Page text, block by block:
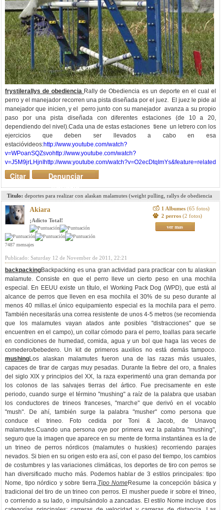
frystilerallys de obediencia Rally de Obediencia es un deporte en el cual el
perro y el manejador recorren una pista diseñada por el juez. El juez le pide al
manejador que inicien, y el perro junto con su manejador avanza a su propio
paso por una pista diseñada con diferentes estaciones (de 10 a 20,
dependiendo del nivel).Cada una de estas estaciones tiene un letrero con los
ejercicios que deben ser llevados a cabo en esa
estacióvideos:http://www.youtube.com/watch?
v=WPoanSQZsvohttp://www.youtube.com/watch?
v=J5M9jrLHjnI http://www.youtube.com/watch?v=O2ecDtqImYs&feature=related
Denunciar
mensaje
Citar
Titulo: deportes para realizar con alaskan malamutes (weight pulling, rallys de obediencia
et...)
Akiara
¡Adicto Total!
7487 mensajes
1 Albumes (65 fotos)
2 perros (2 fotos)
ver mas
Publicado: Saturday 12 de November de 2011, 22:21
backpackingBackpacking es una gran actividad para practicar con tu alaskan
malamute. Consiste en que el perro lleve un cierto peso en una mochila
especial. En EEUU existe un título, el Working Pack Dog (WPD), que está al
alcance de perros que lleven en esa mochila el 30% de su peso durante al
menos 40 millas.el único equipamiento especial es la mochila para el perro.
También necesitarás una correa resistente de unos 4-5 metros (se recomienda
que los malamutes vayan atados ante posibles "distracciones" que se
encuentren en el campo), un collar cómodo para el perro, toallas para secarle
en condiciones de humedad, comida, agua y un bol que haga las veces de
comedero/bebedero. Un kit de primeros auxilios no está demás tampoco.
mushingLos alaskan malamutes fueron una de las razas más usuales,
capaces de tirar de cargas muy pesadas. Durante la fiebre del oro, a finales
del siglo XIX y principios del XX, la raza experimentó una gran demanda por
los colonos de las salvajes tierras del ártico. Fue precisamente en este
periodo, cuando surge el término "mushing" a raíz de la palabra que usaban
los conductores de trineos franceses, "marche" que derivó en el vocablo
"mush". De ahí, también surge la palabra "musher" como persona que
conduce el trineo. Foto cedida por Toni & Jacob, de Unavoq
malamutes.Cuando una persona oye por primera vez la palabra "mushing",
seguro que la imagen que aparece en su mente de forma instantánea es la de
un trineo de perros nórdicos (malamutes o huskies) recorriendo parajes
nevados. Si bien en su origen esto era así, con el paso del tiempo, los cambios
de costumbres y las variaciones climáticas, los deportes de tiro con perros se
han diversificado mucho más. Podemos hablar de 3 estilos principales: tipo
Nome, tipo nórdico y sobre tierra.Tipo NomeResume la concepción básica y
tradicional del tiro de un trineo con perros. El musher puede ir sobre el trineo,
o corriendo a su lado, o impulsándolo a zancadas. El estilo Nome incluye dos